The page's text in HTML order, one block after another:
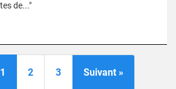
de..."
1 2 3 Suivant »